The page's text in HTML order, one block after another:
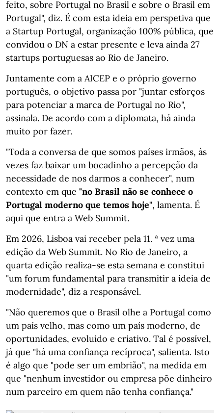
feito, sobre Portugal no Brasil e sobre o Brasil em
Portugal", diz. É com esta ideia em perspetiva que
a Startup Portugal, organização 100% pública, que
convidou o DN a estar presente e leva ainda 27
startups portuguesas ao Rio de Janeiro.
Juntamente com a AICEP e o próprio governo
português, o objetivo passa por "juntar esforços
para potenciar a marca de Portugal no Rio",
assinala. De acordo com a diplomata, há ainda
muito por fazer.
"Toda a conversa de que somos países irmãos, às
vezes faz baixar um bocadinho a percepção da
necessidade de nos darmos a conhecer", num
contexto em que "no Brasil não se conhece o
Portugal moderno que temos hoje", lamenta. É
aqui que entra a Web Summit.
Em 2026, Lisboa vai receber pela 11. ª vez uma
edição da Web Summit. No Rio de Janeiro, a
quarta edição realiza-se esta semana e constitui
"um forum fundamental para transmitir a ideia de
modernidade", diz a responsável.
"Não queremos que o Brasil olhe a Portugal como
um país velho, mas como um país moderno, de
oportunidades, evoluído e criativo. Tal é possível,
já que "há uma confiança recíproca", salienta. Isto
é algo que "pode ser um embrião", na medida em
que "nenhum investidor ou empresa põe dinheiro
num parceiro em quem não tenha confiança."